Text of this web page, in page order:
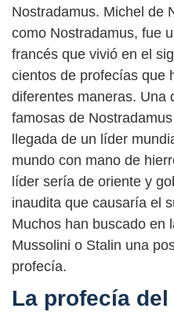
Nostradamus. Michel de
como Nostradamus, fue
francés que vivió en el
cientos de profecías que
diferentes maneras. Una
famosas de
llegada de un líder
mundo con mano de
líder sería de oriente y
inaudita que causaría el
Muchos han buscado en
Mussolini o Stalin una
profecía.
La profecía